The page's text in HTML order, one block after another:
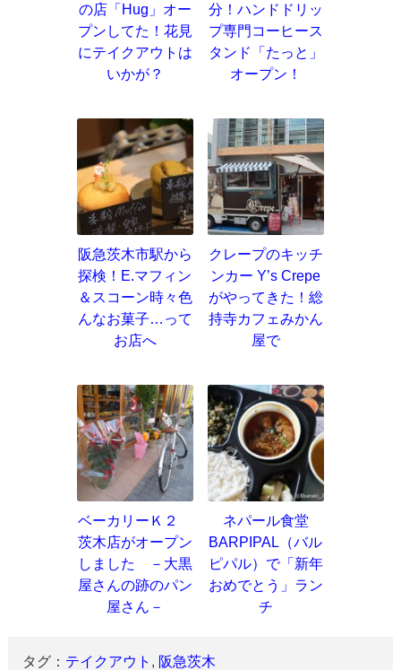
の店「Hug」オー
プンしてた！花見
にテイクアウトは
いかが？
分！ハンドドリッ
プ専門コーヒース
タンド「たっと」
オープン！
阪急茨木市駅から
探検！E.マフィン
＆スコーン時々色
んなお菓子…って
お店へ
クレープのキッチ
ンカー Y’s Crepe
がやってきた！総
持寺カフェみかん
屋で
ベーカリーＫ２
茨木店がオープン
しました －大黒
屋さんの跡のパン
屋さん－
ネパール食堂
BARPIPAL（バル
ピパル）で「新年
おめでとう」ラン
チ
タグ： テイクアウト , 阪急茨木